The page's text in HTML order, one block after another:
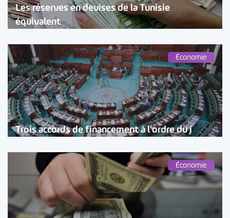
Les réserves en devises de la Tunisie
équivalent
Économie
Trois accords de financement à l’ordre du j
Économie